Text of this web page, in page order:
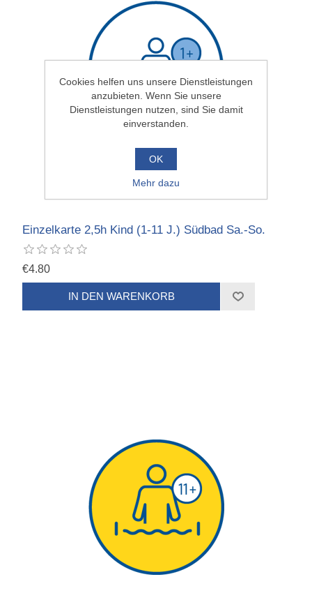
Einzelkarte 2,5h Kind (1-11 J.) Südbad Sa.-So.
€4.80
Cookies helfen uns unsere Dienstleistungen
anzubieten. Wenn Sie unsere
Dienstleistungen nutzen, sind Sie damit
einverstanden.
OK
Mehr dazu